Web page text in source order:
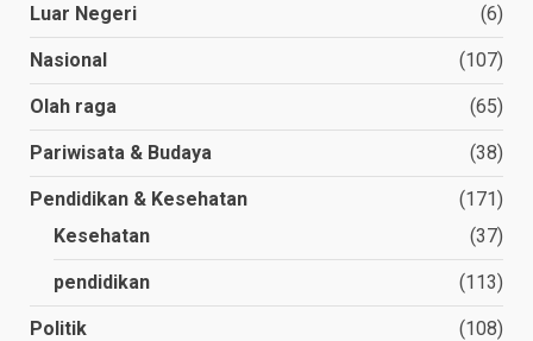
Luar Negeri (6)
Nasional (107)
Olah raga (65)
Pariwisata & Budaya (38)
Pendidikan & Kesehatan
(171)
Kesehatan
(37)
pendidikan (113)
Politik (108)